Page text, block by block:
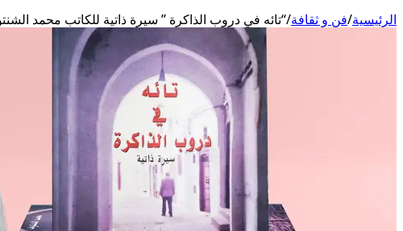
الرئيسية/فن و ثقافة/“تائه في دروب الذاكرة ” سيرة ذاتية للكاتب محمد